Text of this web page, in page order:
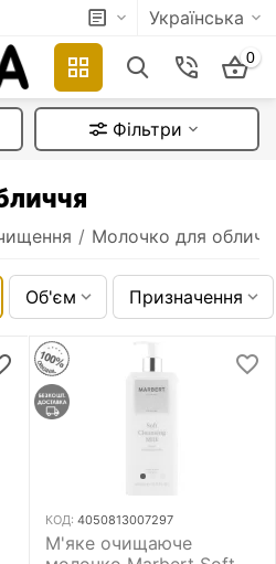
Українська
0
Фільтри
/ Молочко для
Об'єм Призначення
КОД: 4050813007297
М'яке очищаюче